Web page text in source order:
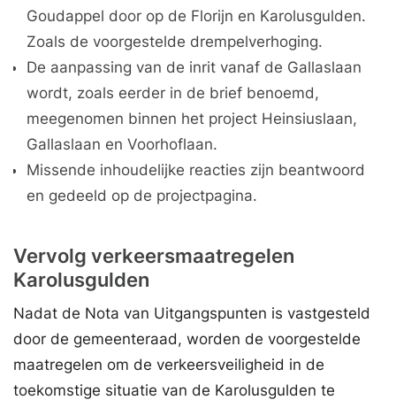
Goudappel door op de Florijn en Karolusgulden.
Zoals de voorgestelde drempelverhoging.
De aanpassing van de inrit vanaf de Gallaslaan
wordt, zoals eerder in de brief benoemd,
meegenomen binnen het project Heinsiuslaan,
Gallaslaan en Voorhoflaan.
Missende inhoudelijke reacties zijn beantwoord
en gedeeld op de projectpagina.
Vervolg verkeersmaatregelen
Karolusgulden
Nadat de Nota van Uitgangspunten is vastgesteld
door de gemeenteraad, worden de voorgestelde
maatregelen om de verkeersveiligheid in de
toekomstige situatie van de Karolusgulden te